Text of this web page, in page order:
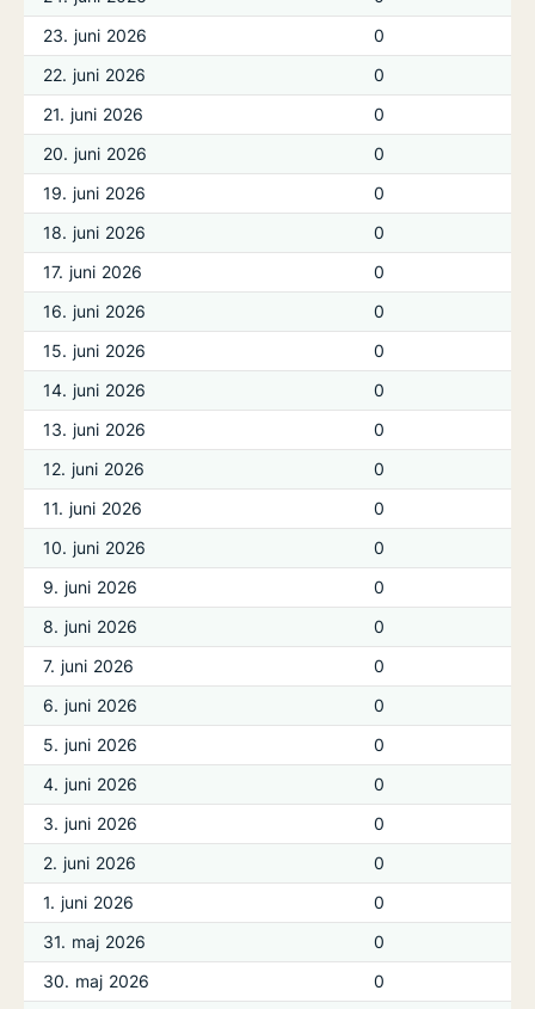
23. juni 2026
0
22. juni 2026
0
21. juni 2026
0
20. juni 2026
0
19. juni 2026
0
18. juni 2026
0
17. juni 2026
0
16. juni 2026
0
15. juni 2026
0
14. juni 2026
0
13. juni 2026
0
12. juni 2026
0
11. juni 2026
0
10. juni 2026
0
9. juni 2026
0
8. juni 2026
0
7. juni 2026
0
6. juni 2026
0
5. juni 2026
0
4. juni 2026
0
3. juni 2026
0
2. juni 2026
0
1. juni 2026
0
31. maj 2026
0
30. maj 2026
0